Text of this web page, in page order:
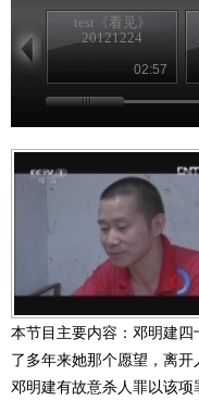
test《看见》
20121224
02:57
本节目主要内容：邓明建
了多年来她那个愿望，离
邓明建有故意杀人罪以该